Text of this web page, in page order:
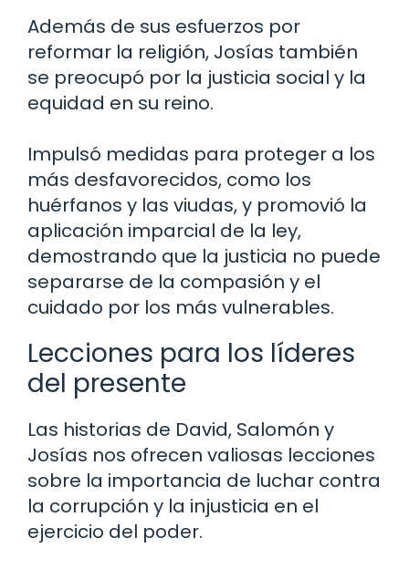
Además de sus esfuerzos por
reformar la religión, Josías también
se preocupó por la justicia social y la
equidad en su reino.
Impulsó medidas para proteger a los
más desfavorecidos, como los
huérfanos y las viudas, y promovió la
aplicación imparcial de la ley,
demostrando que la justicia no puede
separarse de la compasión y el
cuidado por los más vulnerables.
Lecciones para los líderes
del presente
Las historias de David, Salomón y
Josías nos ofrecen valiosas lecciones
sobre la importancia de luchar contra
la corrupción y la injusticia en el
ejercicio del poder.